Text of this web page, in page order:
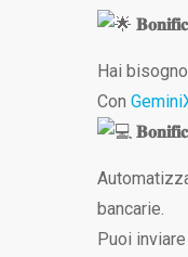
Hai
Con
bancarie.
Puoi